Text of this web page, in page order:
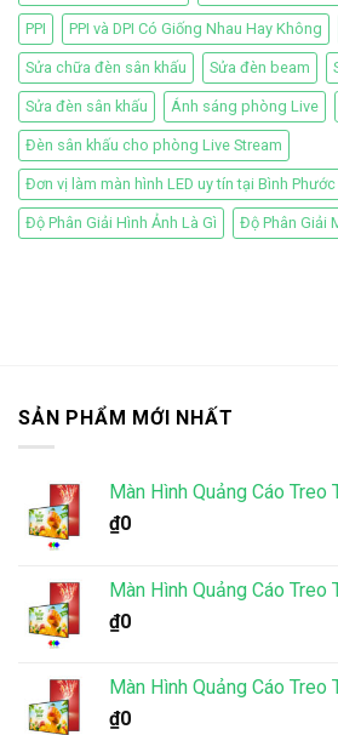
PPI PPI và DPI Có Giống Nhau Hay Không
Sửa chữa đèn sân khấu Sửa đèn beam
Sửa đèn sân khấu Ánh sáng phòng Live
Đèn sân khấu cho phòng Live Stream
Đơn vị làm màn hình LED uy tín tại Bình Phước
Độ Phân Giải Hình Ảnh Là Gì Độ Phân Giải
SẢN PHẨM MỚI NHẤT
Màn Hình Quảng Cáo Treo
₫0
Màn Hình Quảng Cáo Treo
₫0
Màn Hình Quảng Cáo Treo
₫0